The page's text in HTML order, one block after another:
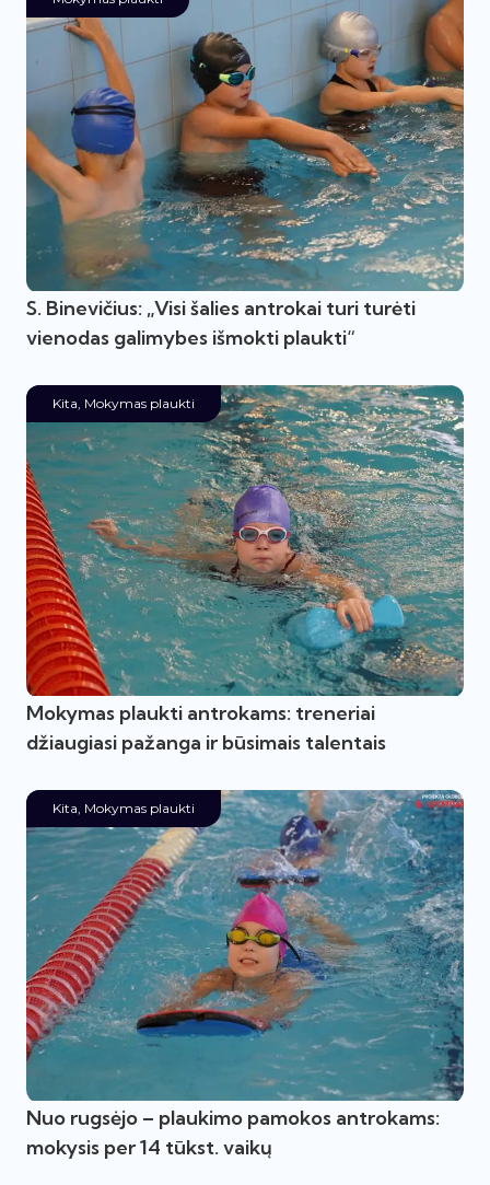
S. Binevičius: „Visi šalies antrokai turi turėti
vienodas galimybes išmokti plaukti“
Kita, Mokymas plaukti
Mokymas plaukti antrokams: treneriai
džiaugiasi pažanga ir būsimais talentais
Kita, Mokymas plaukti
Nuo rugsėjo – plaukimo pamokos antrokams:
mokysis per 14 tūkst. vaikų